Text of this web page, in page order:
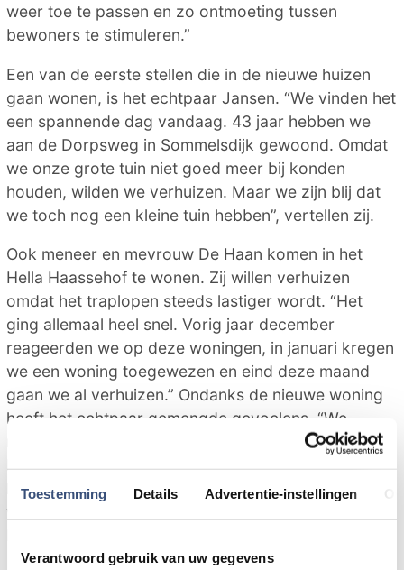
Toestemming Details Advertentie-instellingen
Verantwoord gebruik van uw gegevens
weer toe te passen en zo ontmoeting tussen
bewoners te stimuleren.”
Een van de eerste stellen die in de nieuwe huizen
gaan wonen, is het echtpaar Jansen. “We vinden het
een spannende dag vandaag. 43 jaar hebben we
aan de Dorpsweg in Sommelsdijk gewoond. Omdat
we onze grote tuin niet goed meer bij konden
houden, wilden we verhuizen. Maar we zijn blij dat
we toch nog een kleine tuin hebben”, vertellen zij.
Ook meneer en mevrouw De Haan komen in het
Hella Haassehof te wonen. Zij willen verhuizen
omdat het traplopen steeds lastiger wordt. “Het
ging allemaal heel snel. Vorig jaar december
reageerden we op deze woningen, in januari kregen
we een woning toegewezen en eind deze maand
gaan we al verhuizen.” Ondanks de nieuwe woning
heeft het echtpaar gemengde gevoelens. “We
moeten afscheid nemen van ons oude huis en onze
buren in Den Bommel, waar we 51 jaar gewoond
hebben. Maar we kijken uit naar onze nieuwe
woning en naar de kennismaking met onze nieuwe